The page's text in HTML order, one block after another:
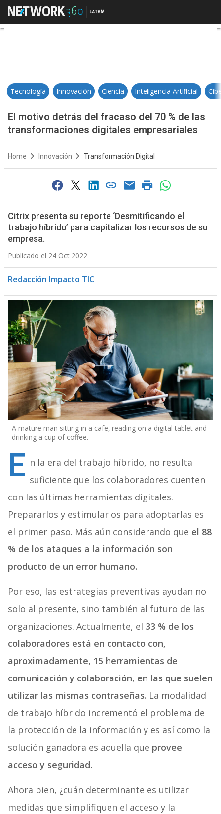
El motivo detrás del fracaso del
Tecnología Innovación Ciencia Inteligencia Artificial
El motivo detrás del fracaso del 70 % de las
transformaciones digitales empresariales
Home Innovación Transformación Digital
Citrix presenta su reporte ‘Desmitificando el
trabajo híbrido’ para capitalizar los recursos de su
empresa.
Publicado el 24 Oct 2022
Redacción Impacto TIC
A mature man sitting in a cafe, reading on a digital tablet and
drinking a cup of coffee.
E n la era del trabajo híbrido, no resulta
suficiente que los colaboradores cuenten
con las últimas herramientas digitales.
Prepararlos y estimularlos para adoptarlas es
el primer paso. Más aún considerando que el 88
% de los ataques a la información son
producto de un error humano.
Por eso, las estrategias preventivas ayudan no
solo al presente, sino también al futuro de las
organizaciones. Actualmente, el 33 % de los
colaboradores está en contacto con,
aproximadamente, 15 herramientas de
comunicación y colaboración, en las que suelen
utilizar las mismas contraseñas. La modalidad
de trabajo híbrido incrementó el problema de
la protección de la información y es así como la
solución ganadora es aquella que provee
acceso y seguridad.
Ahora bien, ¿cuán determinante es utilizar
medidas que simplifiquen el acceso y la